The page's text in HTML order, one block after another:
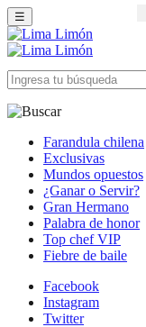
☰
Farandula chilena
Exclusivas
Mundos opuestos
¿Ganar o Servir?
Gran Hermano
Palabra de honor
Top chef VIP
Fiebre de baile
Facebook
Instagram
Twitter